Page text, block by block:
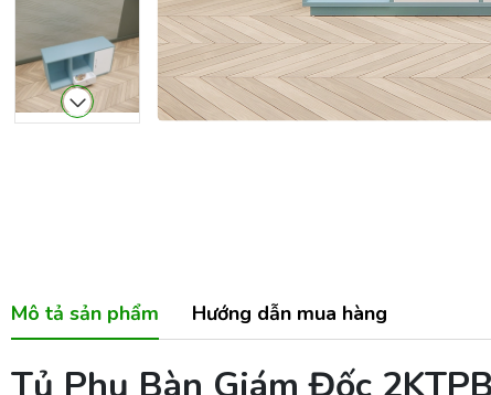
Mô tả sản phẩm Hướng dẫn mua hàng